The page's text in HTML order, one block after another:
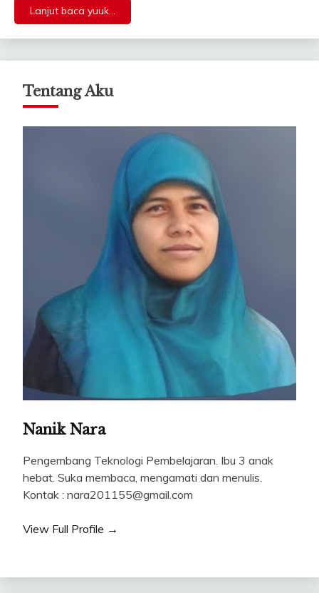
Lanjut baca yuuk...
Tentang Aku
Nanik Nara
Pengembang Teknologi Pembelajaran. Ibu 3 anak
hebat. Suka membaca, mengamati dan menulis.
Kontak : nara201155@gmail.com
View Full Profile →